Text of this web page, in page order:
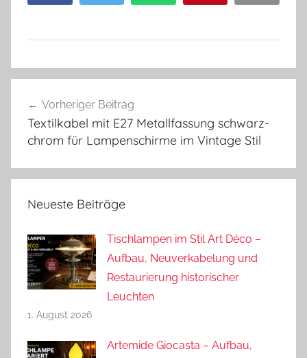
Vorheriger Beitrag
Textilkabel mit E27 Metallfassung schwarz-
chrom für Lampenschirme im Vintage Stil
Neueste Beiträge
Tischlampen im Stil Art Déco –
Aufbau, Neuverkabelung und
Restaurierung historischer
Leuchten
1. August 2026
Artemide Giocasta – Aufbau,